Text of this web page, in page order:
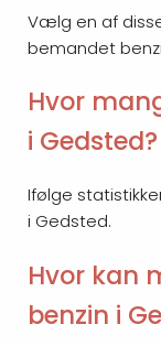
Vælg en af
bemandet
Hvor
i Gedsted?
Ifølge
i Gedsted.
Hvor kan
benzin i